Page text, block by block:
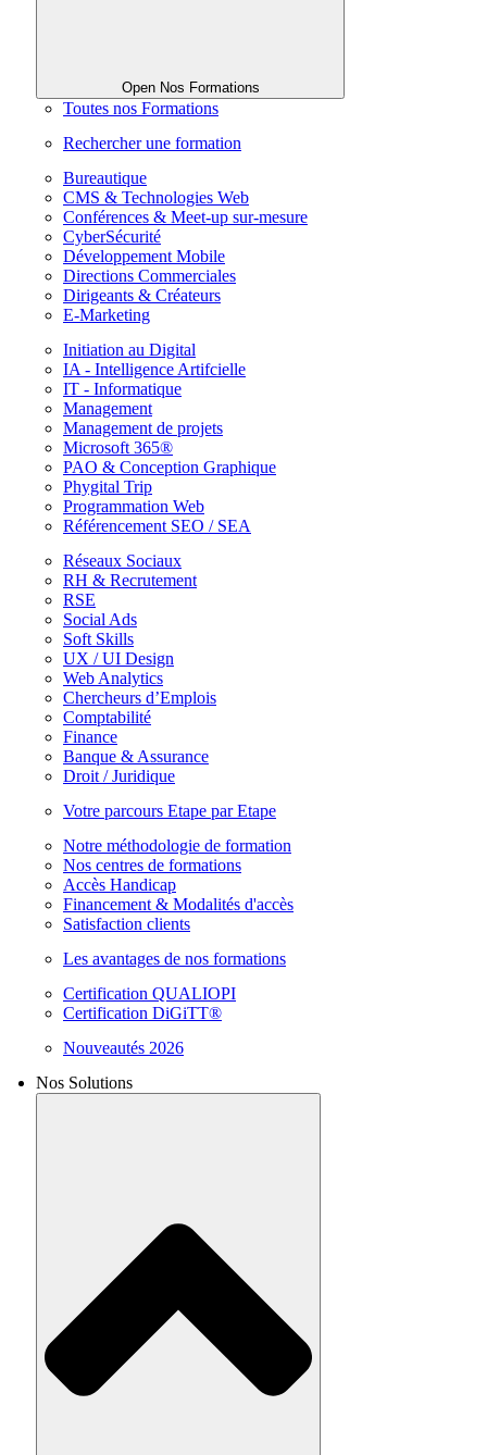
Open Nos Formations
Toutes nos Formations
Rechercher une formation
Bureautique
CMS & Technologies Web
Conférences & Meet-up sur-mesure
CyberSécurité
Développement Mobile
Directions Commerciales
Dirigeants & Créateurs
E-Marketing
Initiation au Digital
IA - Intelligence Artifcielle
IT - Informatique
Management
Management de projets
Microsoft 365®
PAO & Conception Graphique
Phygital Trip
Programmation Web
Référencement SEO / SEA
Réseaux Sociaux
RH & Recrutement
RSE
Social Ads
Soft Skills
UX / UI Design
Web Analytics
Chercheurs d’Emplois
Comptabilité
Finance
Banque & Assurance
Droit / Juridique
Votre parcours Etape par Etape
Notre méthodologie de formation
Nos centres de formations
Accès Handicap
Financement & Modalités d'accès
Satisfaction clients
Les avantages de nos formations
Certification QUALIOPI
Certification DiGiTT®
Nouveautés 2026
Nos Solutions